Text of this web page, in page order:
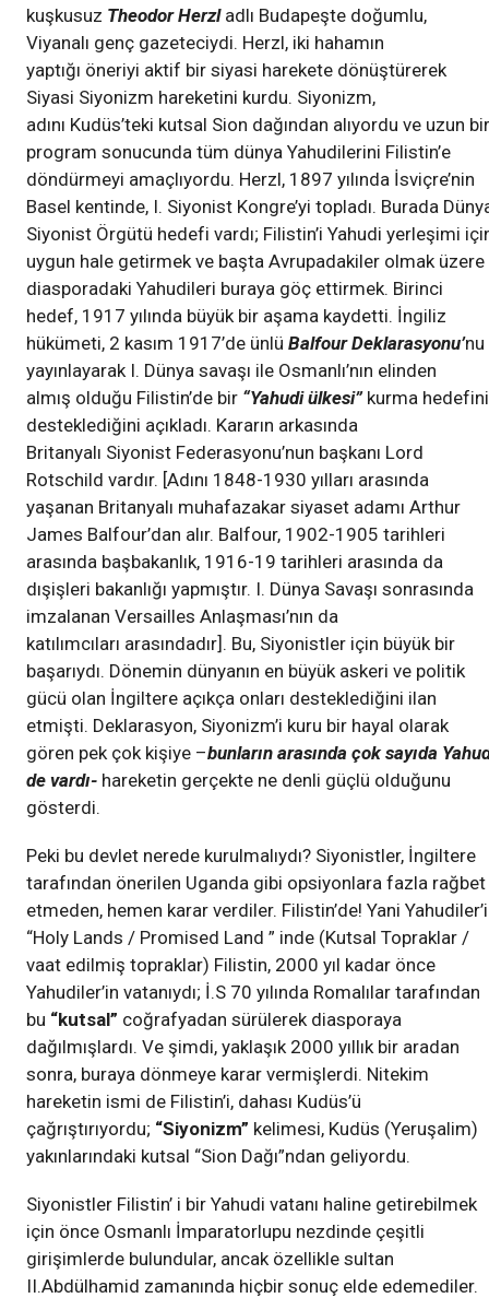
kuşkusuz Theodor Herzladlı Budapeşte doğumlu,
Viyanalı genç gazeteciydi. Herzl, iki hahamın
yaptığı öneriyi aktif bir siyasi harekete dönüştürerek
Siyasi Siyonizm hareketini kurdu. Siyonizm,
adını Kudüs’teki kutsal Sion dağından alıyordu ve uzun bir
program sonucunda tüm dünya Yahudilerini Filistin’e
döndürmeyi amaçlıyordu. Herzl, 1897 yılında İsviçre’nin
Basel kentinde, I. Siyonist Kongre’yi topladı. Burada
Siyonist Örgütü hedefi vardı; Filistin’i Yahudi yerleşimi
uygun hale getirmek ve başta Avrupadakiler olmak üzere
diasporadaki Yahudileri buraya göç ettirmek. Birinci
hedef, 1917 yılında büyük bir aşama kaydetti. İngiliz
hükümeti, 2 kasım 1917’de ünlü Balfour Deklarasyonu’nu
yayınlayarak I. Dünya savaşı ile Osmanlı’nın elinden
almış olduğu Filistin’de bir “Yahudi ülkesi”kurma hedefini
desteklediğini açıkladı. Kararın arkasında
Britanyalı Siyonist Federasyonu’nun başkanı Lord
Rotschild vardır. [Adını 1848-1930 yılları arasında
yaşanan Britanyalı muhafazakar siyaset adamı Arthur
James Balfour’dan alır. Balfour, 1902-1905 tarihleri
arasında başbakanlık, 1916-19 tarihleri arasında da
dışişleri bakanlığı yapmıştır. I. Dünya Savaşı sonrasında
imzalanan Versailles Anlaşması’nın da
katılımcıları arasındadır]. Bu, Siyonistler için büyük bir
başarıydı. Dönemin dünyanın en büyük askeri ve politik
gücü olan İngiltere açıkça onları desteklediğini ilan
etmişti. Deklarasyon, Siyonizm’i kuru bir hayal olarak
gören pek çok kişiye –bunların arasında çok sayıda
de vardı- hareketin gerçekte ne denli güçlü olduğunu
gösterdi.
Peki bu devlet nerede kurulmalıydı? Siyonistler, İngiltere
tarafından önerilen Uganda gibi opsiyonlara fazla rağbet
etmeden, hemen karar verdiler. Filistin’de! Yani
“Holy Lands / Promised Land ” inde (Kutsal Topraklar /
vaat edilmiş topraklar) Filistin, 2000 yıl kadar önce
Yahudiler’in vatanıydı; İ.S 70 yılında Romalılar tarafından
bu “kutsal” coğrafyadan sürülerek diasporaya
dağılmışlardı. Ve şimdi, yaklaşık 2000 yıllık bir aradan
sonra, buraya dönmeye karar vermişlerdi. Nitekim
hareketin ismi de Filistin’i, dahası Kudüs’ü
çağrıştırıyordu; “Siyonizm” kelimesi, Kudüs (Yeruşalim)
yakınlarındaki kutsal “Sion Dağı”ndan geliyordu.
Siyonistler Filistin’ i bir Yahudi vatanı haline getirebilmek
için önce Osmanlı İmparatorlupu nezdinde çeşitli
girişimlerde bulundular, ancak özellikle sultan
II.Abdülhamid zamanında hiçbir sonuç elde edemediler.